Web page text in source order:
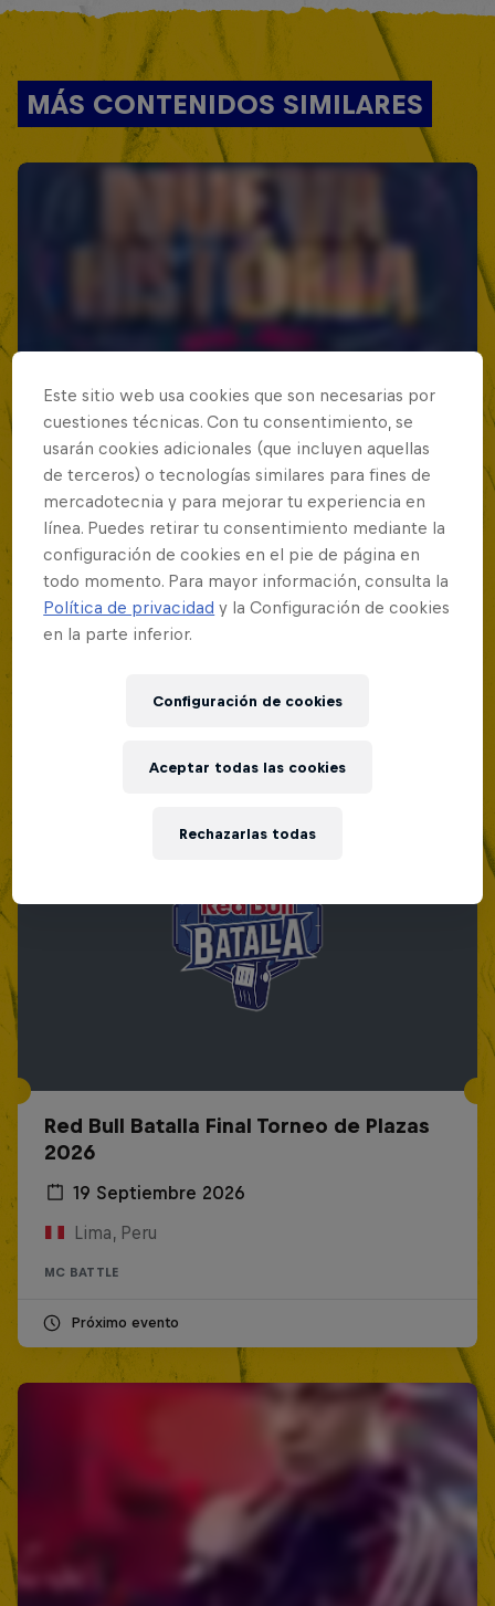
MÁS CONTENIDOS SIMILARES
Red Bull Batalla Final Torneo de Plazas
2026
19 Septiembre 2026
Lima, Peru
MC BATTLE
Próximo evento
Este sitio web usa cookies que son necesarias por
cuestiones técnicas. Con tu consentimiento, se
usarán cookies adicionales (que incluyen aquellas
de terceros) o tecnologías similares para fines de
mercadotecnia y para mejorar tu experiencia en
línea. Puedes retirar tu consentimiento mediante la
configuración de cookies en el pie de página en
todo momento. Para mayor información, consulta la
Política de privacidad y la Configuración de cookies
en la parte inferior.
Configuración de cookies
Rechazarlas todas
Aceptar todas las cookies